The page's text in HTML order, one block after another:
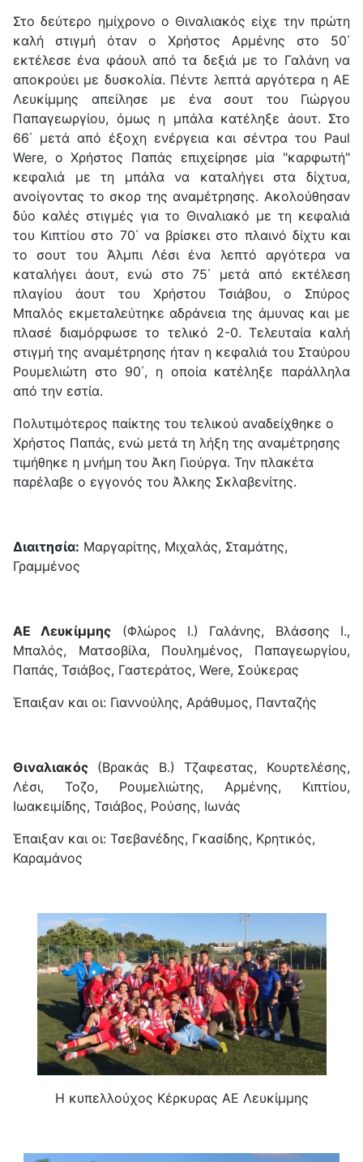
Στο δεύτερο ημίχρονο ο Θιναλιακός είχε την πρώτη
καλή στιγμή όταν ο Χρήστος Αρμένης στο 50΄
εκτέλεσε ένα φάουλ από τα δεξιά με το Γαλάνη να
αποκρούει με δυσκολία. Πέντε λεπτά αργότερα η ΑΕ
Λευκίμμης απείλησε με ένα σουτ του Γιώργου
Παπαγεωργίου, όμως η μπάλα κατέληξε άουτ. Στο
66΄ μετά από έξοχη ενέργεια και σέντρα του Paul
Were, ο Χρήστος Παπάς επιχείρησε μία "καρφωτή"
κεφαλιά με τη μπάλα να καταλήγει στα δίχτυα,
ανοίγοντας το σκορ της αναμέτρησης. Ακολούθησαν
δύο καλές στιγμές για το Θιναλιακό με τη κεφαλιά
του Κιπτίου στο 70΄ να βρίσκει στο πλαινό δίχτυ και
το σουτ του Άλμπι Λέσι ένα λεπτό αργότερα να
καταλήγει άουτ, ενώ στο 75΄ μετά από εκτέλεση
πλαγίου άουτ του Χρήστου Τσιάβου, ο Σπύρος
Μπαλός εκμεταλεύτηκε αδράνεια της άμυνας και με
πλασέ διαμόρφωσε το τελικό 2-0. Tελευταία καλή
στιγμή της αναμέτρησης ήταν η κεφαλιά του Σταύρου
Ρουμελιώτη στο 90΄, η οποία κατέληξε παράλληλα
από την εστία.
Πολυτιμότερος παίκτης του τελικού αναδείχθηκε ο
Χρήστος Παπάς, ενώ μετά τη λήξη της αναμέτρησης
τιμήθηκε η μνήμη του Άκη Γιούργα. Την πλακέτα
παρέλαβε ο εγγονός του Άλκης Σκλαβενίτης.
Διαιτησία: Μαργαρίτης, Μιχαλάς, Σταμάτης,
Γραμμένος
ΑΕ Λευκίμμης (Φλώρος Ι.) Γαλάνης, Βλάσσης Ι.,
Μπαλός, Ματσοβίλα, Πουλημένος, Παπαγεωργίου,
Παπάς, Τσιάβος, Γαστεράτος, Were, Σούκερας
Έπαιξαν και οι: Γιαννούλης, Αράθυμος, Πανταζής
Θιναλιακός (Βρακάς Β.) Τζαφεστας, Κουρτελέσης,
Λέσι, Τοζο, Ρουμελιώτης, Αρμένης, Κιπτίου,
Ιωακειμίδης, Τσιάβος, Ρούσης, Ιωνάς
Έπαιξαν και οι: Τσεβανέδης, Γκασίδης, Κρητικός,
Καραμάνος
Η κυπελλούχος Κέρκυρας ΑΕ Λευκίμμης